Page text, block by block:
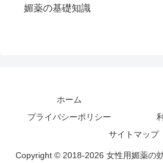
媚薬の基礎知識
ホーム
プライバシーポリシー
サイトマップ
Copyright © 2018-2026 女性用媚薬の